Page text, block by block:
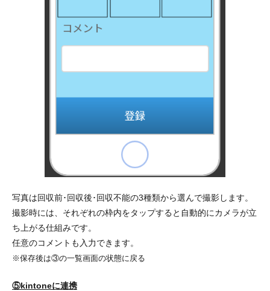
写真は回収前･回収後･回収不能の3種類から選んで撮影します。
撮影時には、それぞれの枠内をタップすると自動的にカメラが立
ち上がる仕組みです。
任意のコメントも入力できます。
※保存後は③の一覧画面の状態に戻る
⑤kintoneに連携